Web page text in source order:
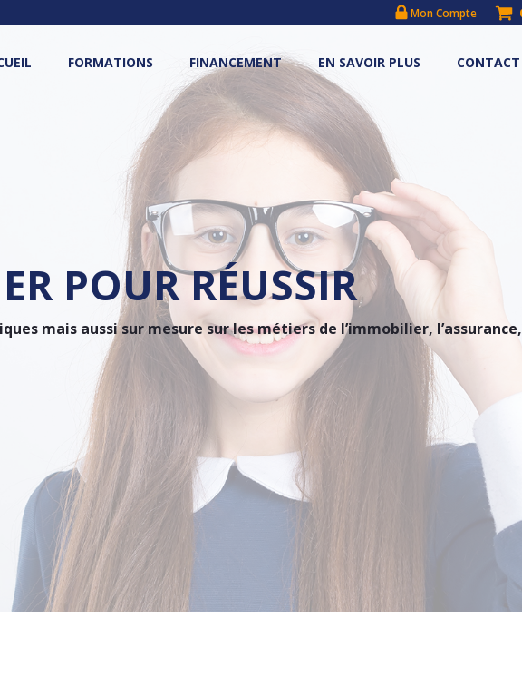
Mon Compte
FORMATIONS FINANCEMENT EN SAVOIR PLUS CONTACT
POUR RÉUSSIR
mais aussi sur mesure sur les métiers de l’immobilier,